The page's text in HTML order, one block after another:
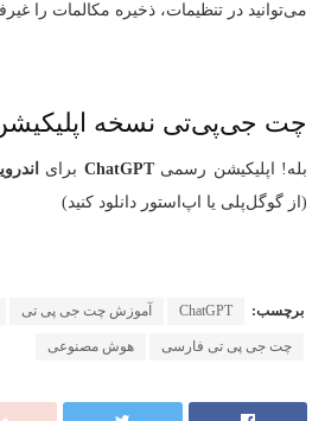
می‌توانید در تنظیمات، ذخیره مکالمات را
چت جی‌پی‌تی نسخه
بله! اپلیکیشن رسمیChatGPT برای
(از گوگل‌پلی یا اپ‌استور دانلود کنید)
برچسب: ChatGPT آموزش چت جی پی تی
چت جی پی تی فارسی هوش مصنوعی